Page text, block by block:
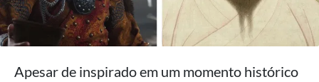
Apesar de inspirado em um momento histórico